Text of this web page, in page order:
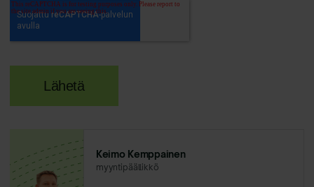
Keimo Kemppainen
myyntipäällikkö